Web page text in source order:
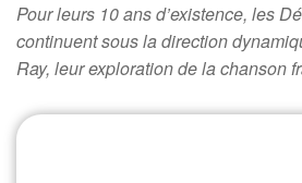
Pour leurs 10 ans d’existence, les
continuent sous la direction
Ray, leur exploration de la chanson